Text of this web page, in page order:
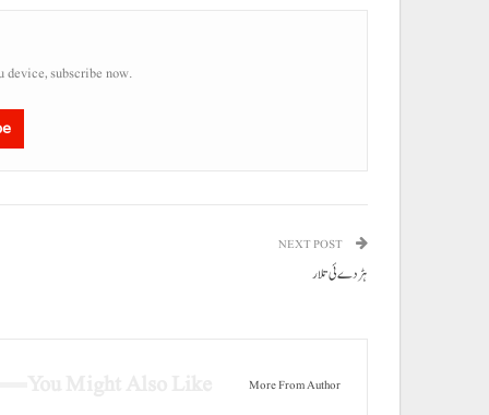
subscribe now.
NEXT POST
ہڑدے ئی تلار
More From Author